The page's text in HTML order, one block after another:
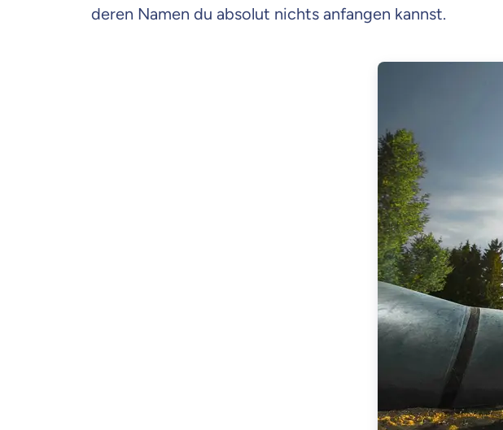
deren Namen du absolut nichts anfangen kannst.